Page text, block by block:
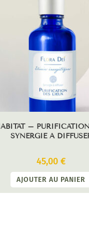
–
SYNERGIE À
45,00 €
AJOUTER AU PANIER